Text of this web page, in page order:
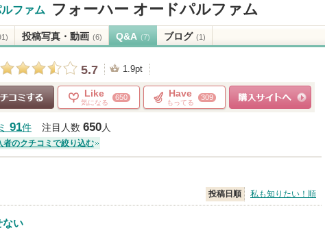
ファム フォーハー オードパルファム
投稿写真・動画 (6) Q&A (7) ブログ (1)
5.7 1.9pt
Like
気になる
650 Have
もってる
309
91件 注目人数 650人
者のクチコミで絞り込む
投稿日順 私も知りたい！順
ない